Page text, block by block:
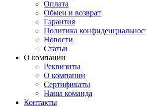
Оплата
Обмен и возврат
Гарантия
Политика
Новости
Статьи
О компании
Реквизиты
О компании
Сертификаты
Наша команда
Контакты